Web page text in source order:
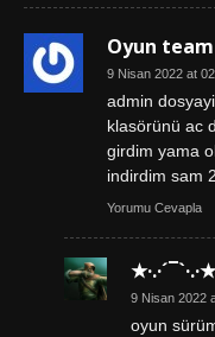
Oyun team
9 Nisan 2022 at
admin
klasörünü ac
girdim yama
indirdim sam 2
Yorumu Cevapla
9 Nisan 2022
oyun